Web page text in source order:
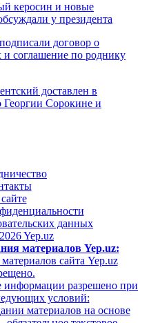
керосин и новые
у президента
договор о
соглашение по роднику
доставлен в
Георгии Сорокине и
данных
Yep.uz
материалов Yep.uz:
сайта Yep.uz
информации разрешено при
условий:
материалов на основе